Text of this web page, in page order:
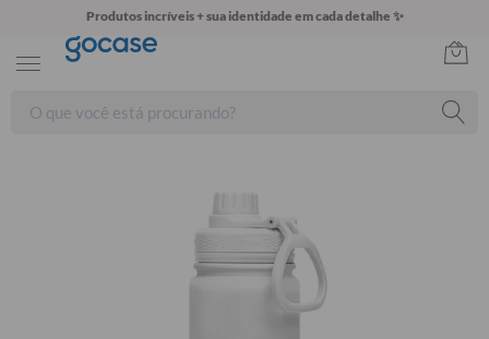
Produtos incríveis + sua identidade em cada detalhe ✨